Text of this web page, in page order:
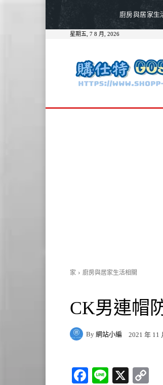
廚房與居家生
星期五, 7 8 月, 2026
家 廚房與居家生活相關
CK男連帽
By 網站小編 2021 年 11
Fa
Li
X